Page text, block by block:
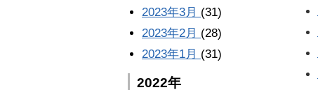
2023年3月 (31)
2023年2月 (28)
2023年1月 (31)
2022年